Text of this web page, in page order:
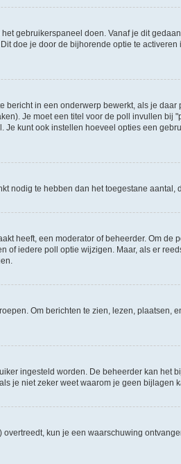
gebruikerspaneel doen. Vanaf je dit
doe je door de bijhorende optie te
in een onderwerp bewerkt, als je
Je moet een titel voor de poll invullen
kunt ook instellen hoeveel opties een
nodig te hebben dan het toegestane aantal,
heeft, een moderator of beheerder. Om
iedere poll optie wijzigen. Maar, als er
Om berichten te zien, lezen,
ingesteld worden. De beheerder kan
je niet zeker weet waarom je geen bijlagen
kun je een waarschuwing